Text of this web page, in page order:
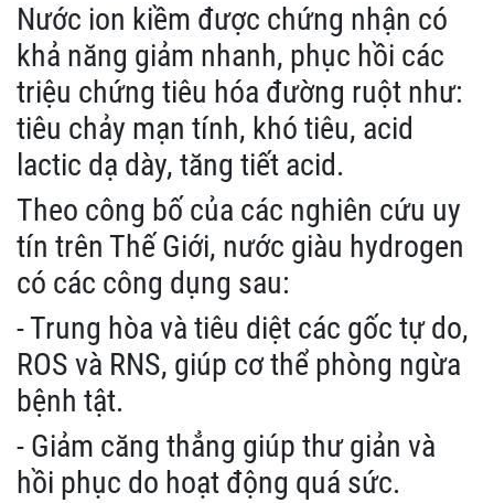
Nước ion kiềm được chứng nhận có
khả năng giảm nhanh, phục hồi các
triệu chứng tiêu hóa đường ruột như:
tiêu chảy mạn tính, khó tiêu, acid
lactic dạ dày, tăng tiết acid.
Theo công bố của các nghiên cứu uy
tín trên Thế Giới, nước giàu hydrogen
có các công dụng sau:
- Trung hòa và tiêu diệt các gốc tự do,
ROS và RNS, giúp cơ thể phòng ngừa
bệnh tật.
- Giảm căng thẳng giúp thư giản và
hồi phục do hoạt động quá sức.